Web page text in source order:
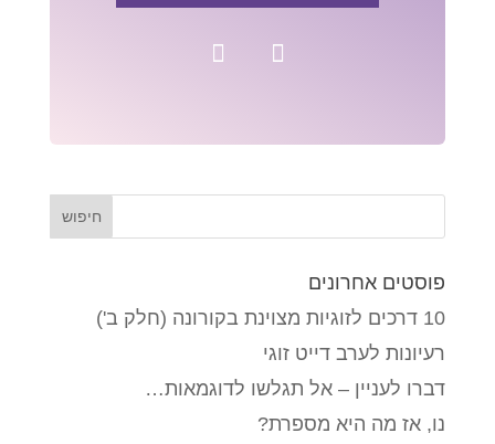
פוסטים אחרונים
10 דרכים לזוגיות מצוינת בקורונה (חלק ב')
רעיונות לערב דייט זוגי
דברו לעניין – אל תגלשו לדוגמאות…
נו, אז מה היא מספרת?